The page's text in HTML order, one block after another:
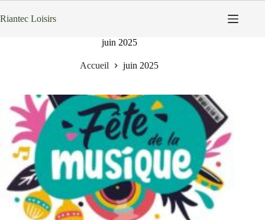
au
Riantec Loisirs
juin 2025
Accueil juin 2025